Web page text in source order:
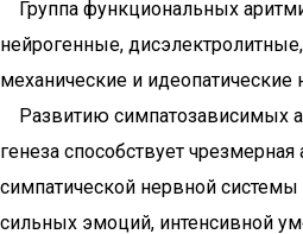
Группа функциональных
нейрогенные,
механические и идеопатические
Развитию симпатозависимых
генеза способствует чрезмерная
симпатической нервной системы
сильных эмоций, интенсивной